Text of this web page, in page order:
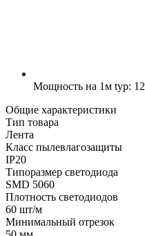
Мощность на 1м typ:
Общие характеристики
Тип товара
Лента
Класс пылевлагозащиты
IP20
Типоразмер светодиода
SMD 5060
Плотность светодиодов
60 шт/м
Минимальный отрезок